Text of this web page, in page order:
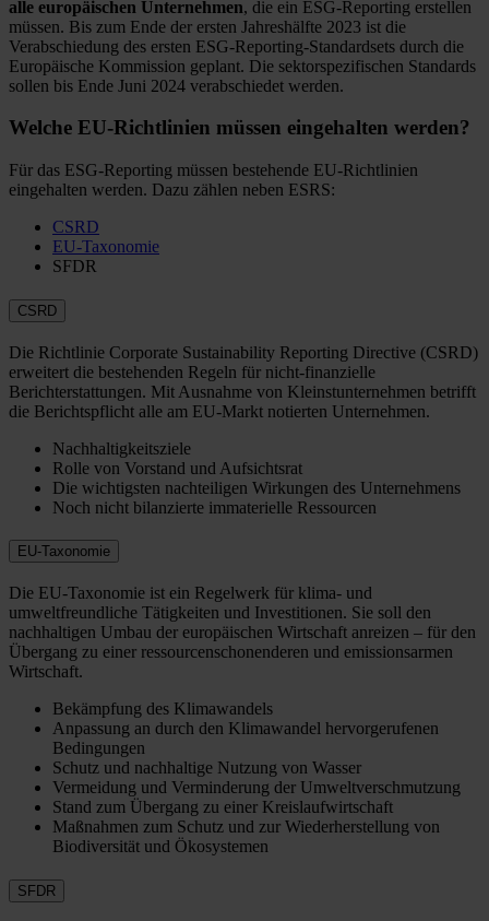
alle europäischen Unternehmen, die ein ESG-Reporting erstellen
müssen. Bis zum Ende der ersten Jahreshälfte 2023 ist die
Verabschiedung des ersten ESG-Reporting-Standardsets durch die
Europäische Kommission geplant. Die sektorspezifischen Standards
sollen bis Ende Juni 2024 verabschiedet werden.
Welche EU-Richtlinien müssen eingehalten werden?
Für das ESG-Reporting müssen bestehende EU-Richtlinien
eingehalten werden. Dazu zählen neben ESRS:
CSRD
EU-Taxonomie
SFDR
CSRD
Die Richtlinie Corporate Sustainability Reporting Directive (CSRD)
erweitert die bestehenden Regeln für nicht-finanzielle
Berichterstattungen. Mit Ausnahme von Kleinstunternehmen betrifft
die Berichtspflicht alle am EU-Markt notierten Unternehmen.
Nachhaltigkeitsziele
Rolle von Vorstand und Aufsichtsrat
Die wichtigsten nachteiligen Wirkungen des Unternehmens
Noch nicht bilanzierte immaterielle Ressourcen
EU-Taxonomie
Die EU-Taxonomie ist ein Regelwerk für klima- und
umweltfreundliche Tätigkeiten und Investitionen. Sie soll den
nachhaltigen Umbau der europäischen Wirtschaft anreizen – für den
Übergang zu einer ressourcenschonenderen und emissionsarmen
Wirtschaft.
Bekämpfung des Klimawandels
Anpassung an durch den Klimawandel hervorgerufenen
Bedingungen
Schutz und nachhaltige Nutzung von Wasser
Vermeidung und Verminderung der Umweltverschmutzung
Stand zum Übergang zu einer Kreislaufwirtschaft
Maßnahmen zum Schutz und zur Wiederherstellung von
Biodiversität und Ökosystemen
SFDR